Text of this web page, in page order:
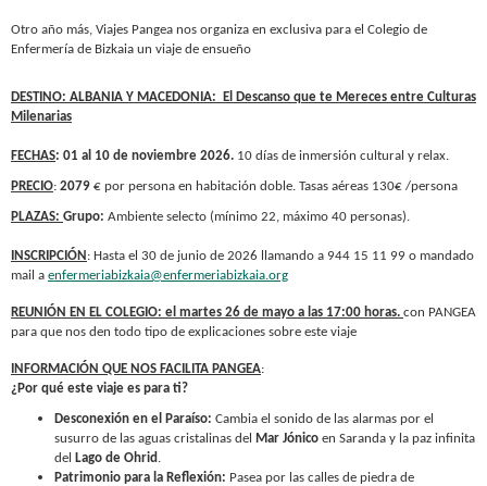
Otro año más, Viajes Pangea nos organiza en exclusiva para el Colegio de
Enfermería de Bizkaia un viaje de ensueño
DESTINO: ALBANIA Y MACEDONIA: El Descanso que te Mereces entre Culturas
Milenarias
FECHAS: 01 al 10 de noviembre 2026. 10 días de inmersión cultural y relax.
PRECIO: 2079 € por persona en habitación doble. Tasas aéreas 130€ /persona
PLAZAS: Grupo: Ambiente selecto (mínimo 22, máximo 40 personas).
INSCRIPCIÓN : Hasta el 30 de junio de 2026 llamando a 944 15 11 99 o mandado
mail a enfermeriabizkaia@enfermeriabizkaia.org
REUNIÓN EN EL COLEGIO: el martes 26 de mayo a las 17:00 horas. con PANGEA
para que nos den todo tipo de explicaciones sobre este viaje
INFORMACIÓN QUE NOS FACILITA PANGEA:
¿Por qué este viaje es para ti?
Desconexión en el Paraíso: Cambia el sonido de las alarmas por el
susurro de las aguas cristalinas del
Mar Jónico en Saranda y la paz infinita
del
Lago de Ohrid .
Patrimonio para la Reflexión: Pasea por las calles de piedra de